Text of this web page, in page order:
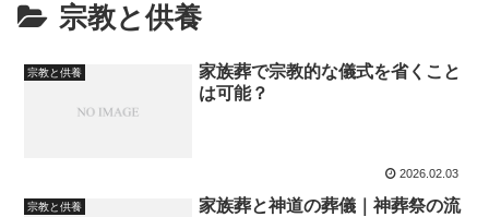
宗教と供養
宗教と供養
家族葬で宗教的な儀式を省くこと
は可能？
2026.02.03
宗教と供養
家族葬と神道の葬儀｜神葬祭の流